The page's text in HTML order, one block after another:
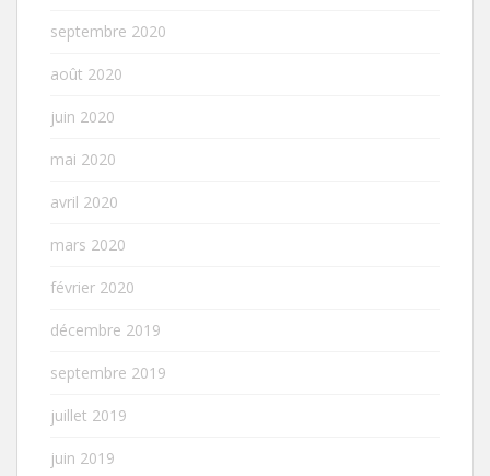
septembre 2020
août 2020
juin 2020
mai 2020
avril 2020
mars 2020
février 2020
décembre 2019
septembre 2019
juillet 2019
juin 2019